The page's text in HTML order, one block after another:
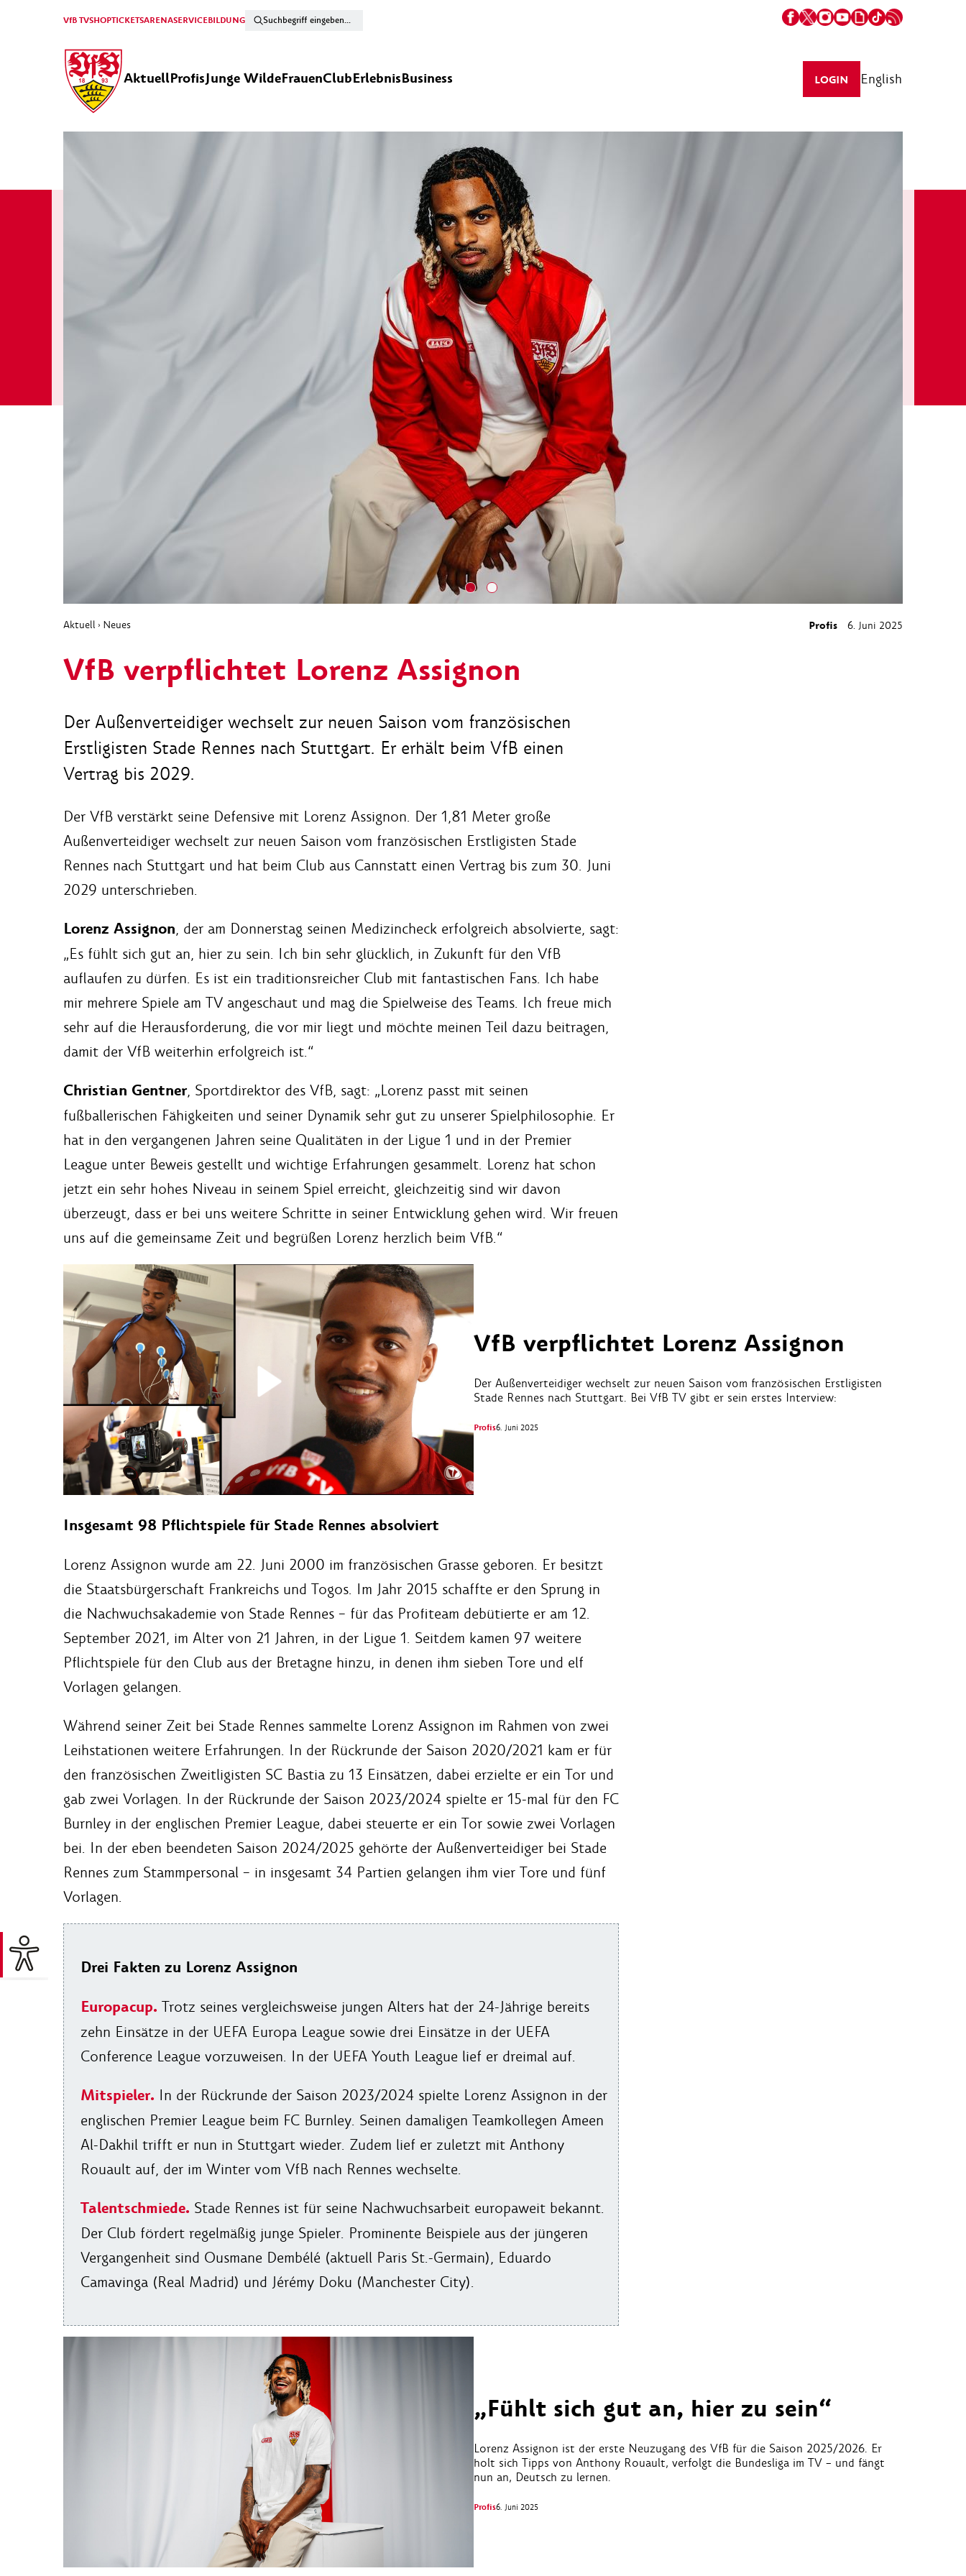
VfB TVSHOPTICKETSARENASERVICEBILDUNG
AktuellProfisJunge WildeFrauenClubErlebnisBusiness LOGIN English
Aktuell › Neues Profis 6. Juni 2025
VfB verpflichtet Lorenz Assignon
Der Außenverteidiger wechselt zur neuen Saison vom französischen
Erstligisten Stade Rennes nach Stuttgart. Er erhält beim VfB einen
Vertrag bis 2029.
Der VfB verstärkt seine Defensive mit Lorenz Assignon. Der 1,81 Meter große
Außenverteidiger wechselt zur neuen Saison vom französischen Erstligisten Stade
Rennes nach Stuttgart und hat beim Club aus Cannstatt einen Vertrag bis zum 30. Juni
2029 unterschrieben.
Lorenz Assignon, der am Donnerstag seinen Medizincheck erfolgreich absolvierte, sagt:
„Es fühlt sich gut an, hier zu sein. Ich bin sehr glücklich, in Zukunft für den VfB
auflaufen zu dürfen. Es ist ein traditionsreicher Club mit fantastischen Fans. Ich habe
mir mehrere Spiele am TV angeschaut und mag die Spielweise des Teams. Ich freue mich
sehr auf die Herausforderung, die vor mir liegt und möchte meinen Teil dazu beitragen,
damit der VfB weiterhin erfolgreich ist.“
Christian Gentner, Sportdirektor des VfB, sagt: „Lorenz passt mit seinen
fußballerischen Fähigkeiten und seiner Dynamik sehr gut zu unserer Spielphilosophie. Er
hat in den vergangenen Jahren seine Qualitäten in der Ligue 1 und in der Premier
League unter Beweis gestellt und wichtige Erfahrungen gesammelt. Lorenz hat schon
jetzt ein sehr hohes Niveau in seinem Spiel erreicht, gleichzeitig sind wir davon
überzeugt, dass er bei uns weitere Schritte in seiner Entwicklung gehen wird. Wir freuen
uns auf die gemeinsame Zeit und begrüßen Lorenz herzlich beim VfB.“
VfB verpflichtet Lorenz Assignon
Der Außenverteidiger wechselt zur neuen Saison vom französischen Erstligisten
Stade Rennes nach Stuttgart. Bei VfB TV gibt er sein erstes Interview:
Profis6. Juni 2025
Insgesamt 98 Pflichtspiele für Stade Rennes absolviert
Lorenz Assignon wurde am 22. Juni 2000 im französischen Grasse geboren. Er besitzt
die Staatsbürgerschaft Frankreichs und Togos. Im Jahr 2015 schaffte er den Sprung in
die Nachwuchsakademie von Stade Rennes – für das Profiteam debütierte er am 12.
September 2021, im Alter von 21 Jahren, in der Ligue 1. Seitdem kamen 97 weitere
Pflichtspiele für den Club aus der Bretagne hinzu, in denen ihm sieben Tore und elf
Vorlagen gelangen.
Während seiner Zeit bei Stade Rennes sammelte Lorenz Assignon im Rahmen von zwei
Leihstationen weitere Erfahrungen. In der Rückrunde der Saison 2020/2021 kam er für
den französischen Zweitligisten SC Bastia zu 13 Einsätzen, dabei erzielte er ein Tor und
gab zwei Vorlagen. In der Rückrunde der Saison 2023/2024 spielte er 15-mal für den FC
Burnley in der englischen Premier League, dabei steuerte er ein Tor sowie zwei Vorlagen
bei. In der eben beendeten Saison 2024/2025 gehörte der Außenverteidiger bei Stade
Rennes zum Stammpersonal – in insgesamt 34 Partien gelangen ihm vier Tore und fünf
Vorlagen.
Drei Fakten zu Lorenz Assignon
Europacup. Trotz seines vergleichsweise jungen Alters hat der 24-Jährige bereits
zehn Einsätze in der UEFA Europa League sowie drei Einsätze in der UEFA
Conference League vorzuweisen. In der UEFA Youth League lief er dreimal auf.
Mitspieler. In der Rückrunde der Saison 2023/2024 spielte Lorenz Assignon in der
englischen Premier League beim FC Burnley. Seinen damaligen Teamkollegen Ameen
Al-Dakhil trifft er nun in Stuttgart wieder. Zudem lief er zuletzt mit Anthony
Rouault auf, der im Winter vom VfB nach Rennes wechselte.
Talentschmiede. Stade Rennes ist für seine Nachwuchsarbeit europaweit bekannt.
Der Club fördert regelmäßig junge Spieler. Prominente Beispiele aus der jüngeren
Vergangenheit sind Ousmane Dembélé (aktuell Paris St.-Germain), Eduardo
Camavinga (Real Madrid) und Jérémy Doku (Manchester City).
„Fühlt sich gut an, hier zu sein“
Lorenz Assignon ist der erste Neuzugang des VfB für die Saison 2025/2026. Er
holt sich Tipps von Anthony Rouault, verfolgt die Bundesliga im TV – und fängt
nun an, Deutsch zu lernen.
Profis6. Juni 2025